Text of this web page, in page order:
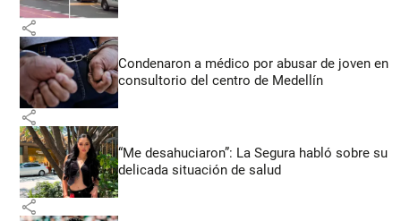
share
Condenaron a médico por abusar de joven en
consultorio del centro de Medellín
share
“Me desahuciaron”: La Segura habló sobre su
delicada situación de salud
share